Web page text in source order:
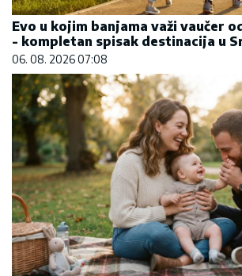
Evo u kojim banjama važi vaučer
- kompletan spisak destinacija u
06. 08. 2026 07:08